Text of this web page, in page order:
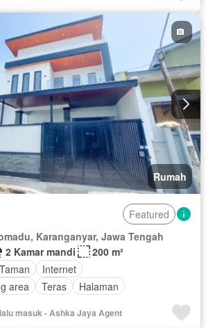
Rumah
Featured
Karanganyar, Jawa Tengah
2 Kamar mandi
200 m²
Taman
Internet
area
Teras
Halaman
masuk - Ashka Jaya Agent